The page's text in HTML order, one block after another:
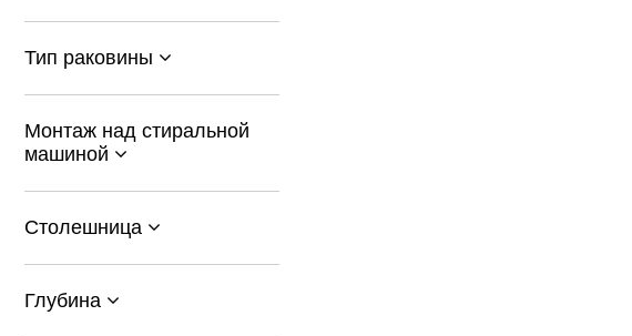
Тип раковины
Монтаж над стиральной
машиной
Столешница
Глубина